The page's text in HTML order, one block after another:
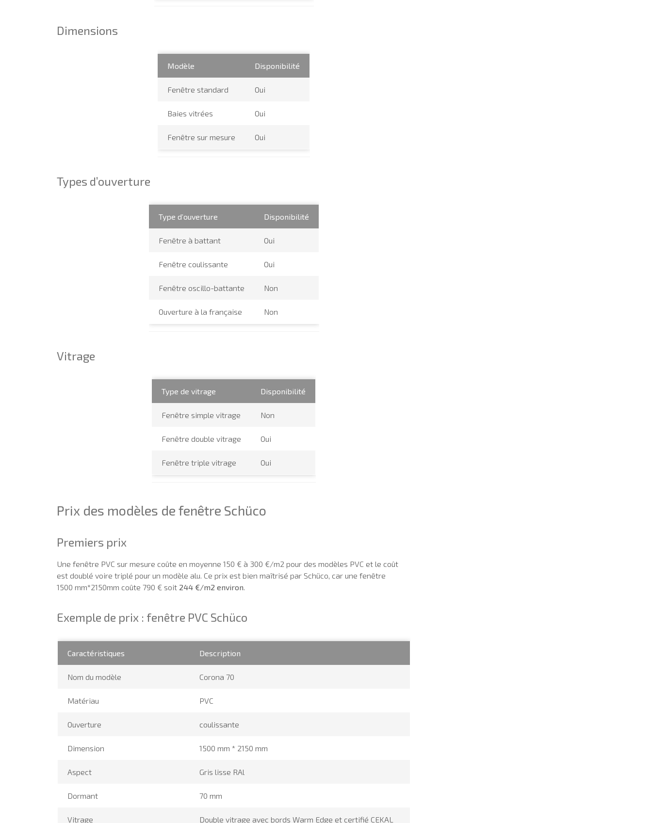
Dimensions
Modèle Disponibilité
Fenêtre standard Oui
Baies vitrées Oui
Fenêtre sur mesure Oui
Types d’ouverture
Type d’ouverture Disponibilité
Fenêtre à battant Oui
Fenêtre coulissante Oui
Fenêtre oscillo-battante Non
Ouverture à la française Non
Vitrage
Type de vitrage Disponibilité
Fenêtre simple vitrage Non
Fenêtre double vitrage Oui
Fenêtre triple vitrage Oui
Prix des modèles de fenêtre Schüco
Premiers prix
Une fenêtre PVC sur mesure coûte en moyenne 150 € à 300 €/m2 pour des modèles PVC et le coût
est doublé voire triplé pour un modèle alu. Ce prix est bien maîtrisé par Schüco, car une fenêtre
1500 mm*2150mm coûte 790 € soit 244 €/m2 environ.
Exemple de prix : fenêtre PVC Schüco
Caractéristiques Description
Nom du modèle Corona 70
Matériau PVC
Ouverture coulissante
Dimension 1500 mm * 2150 mm
Aspect Gris lisse RAl
Dormant 70 mm
Vitrage Double vitrage avec bords Warm Edge et certifié CEKAL